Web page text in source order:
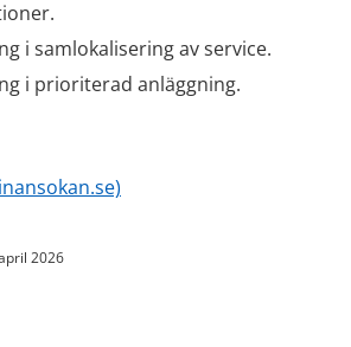
i samlokalisering av service.
i prioriterad anläggning.
2026